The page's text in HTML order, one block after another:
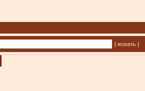
| искать |